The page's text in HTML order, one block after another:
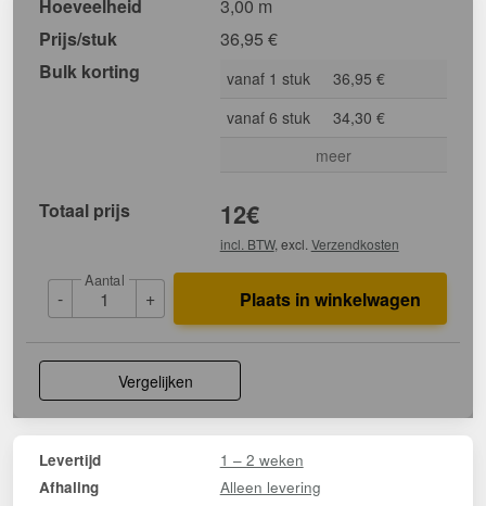
Hoeveelheid
3,00 m
Prijs/stuk
36,95 €
Bulk korting
vanaf 1 stuk
36,95 €
vanaf 6 stuk
34,30 €
meer
Totaal prijs 12€
incl. BTW, excl. Verzendkosten
-
Aantal
+ Plaats in winkelwagen
Vergelijken
Levertijd 1 – 2 weken
Afhaling Alleen levering